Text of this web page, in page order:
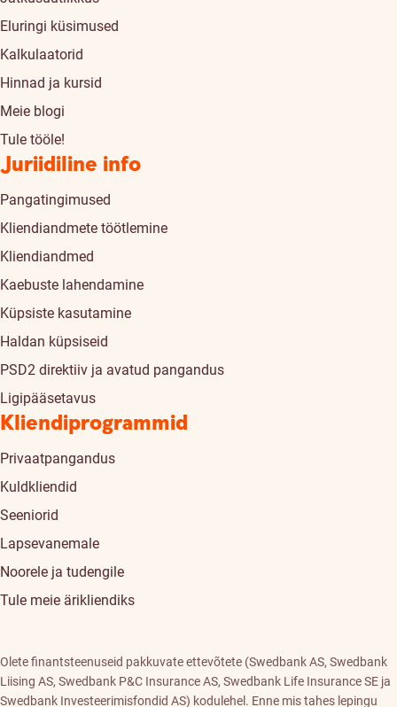
Eluringi küsimused
Kalkulaatorid
Hinnad ja kursid
Meie blogi
Tule tööle!
Juriidiline info
Pangatingimused
Kliendiandmete töötlemine
Kliendiandmed
Kaebuste lahendamine
Küpsiste kasutamine
Haldan küpsiseid
PSD2 direktiiv ja avatud pangandus
Ligipääsetavus
Kliendiprogrammid
Privaatpangandus
Kuldkliendid
Seeniorid
Lapsevanemale
Noorele ja tudengile
Tule meie ärikliendiks
Olete finantsteenuseid pakkuvate ettevõtete (Swedbank AS, Swedbank
Liising AS, Swedbank P&C Insurance AS, Swedbank Life Insurance SE ja
Swedbank Investeerimisfondid AS) kodulehel. Enne mis tahes lepingu